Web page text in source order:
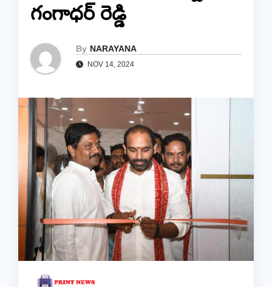
గంగాధర్ రెడ్డి
By NARAYANA
NOV 14, 2024